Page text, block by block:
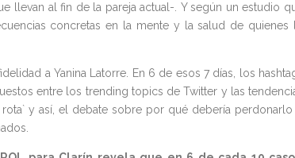
llevan al fin de la pareja actual-. Y según un estudio
concretas en la mente y la salud de quienes
a Yanina Latorre. En 6 de esos 7 días, los
entre los trending topics de Twitter y las
y así, el debate sobre por qué debería perdonarlo